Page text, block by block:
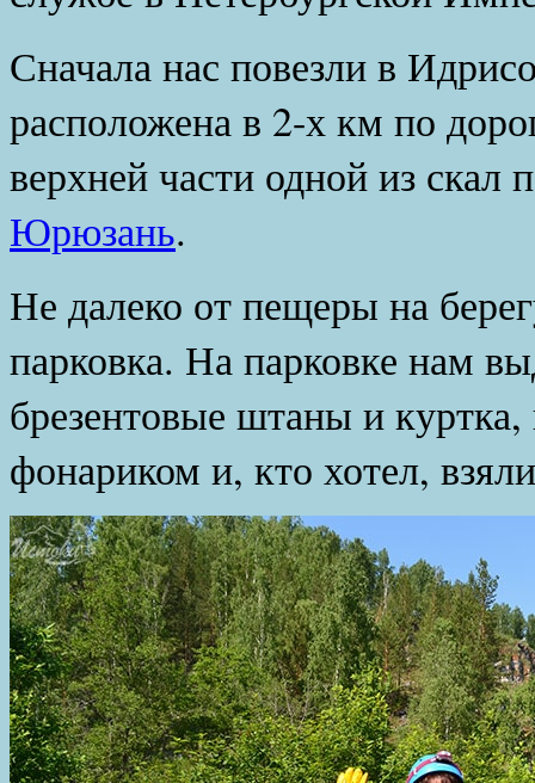
Сначала нас повезли в
расположена в 2-х км по
верхней части одной из скал
Юрюзань.
Не далеко от пещеры на
парковка. На парковке нам
брезентовые штаны и
фонариком и, кто хотел,